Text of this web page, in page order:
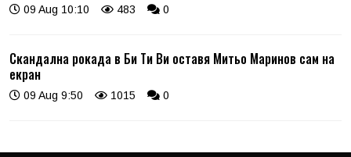
09 Aug 10:10 483 0
Скандална рокада в Би Ти Ви оставя Митьо Маринов сам на
екран
09 Aug 9:50 1015 0